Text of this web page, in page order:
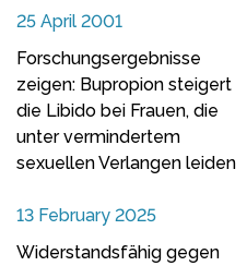
25 April 2001
Forschungsergebnisse
zeigen: Bupropion steigert
die Libido bei Frauen, die
unter vermindertem
sexuellen Verlangen leiden
13 February 2025
Widerstandsfähig gegen